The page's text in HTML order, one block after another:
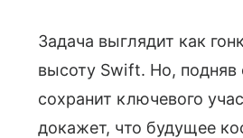
Задача выглядит как
высоту Swift. Но, подняв
сохранит ключевого
докажет, что будущее